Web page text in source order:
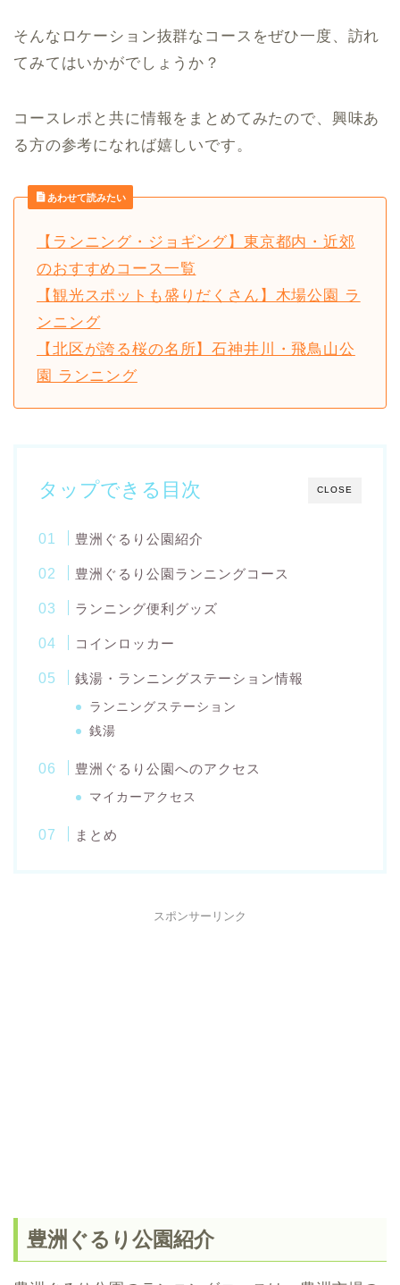
そんなロケーション抜群なコースをぜひ一度、訪れ
てみてはいかがでしょうか？
コースレポと共に情報をまとめてみたので、興味あ
る方の参考になれば嬉しいです。
あわせて読みたい
【ランニング・ジョギング】東京都内・近郊
のおすすめコース一覧
【観光スポットも盛りだくさん】木場公園 ラ
ンニング
【北区が誇る桜の名所】石神井川・飛鳥山公
園 ランニング
CLOSE
タップできる目次
豊洲ぐるり公園紹介
豊洲ぐるり公園ランニングコース
ランニング便利グッズ
コインロッカー
銭湯・ランニングステーション情報
ランニングステーション
銭湯
豊洲ぐるり公園へのアクセス
マイカーアクセス
まとめ
スポンサーリンク
豊洲ぐるり公園紹介